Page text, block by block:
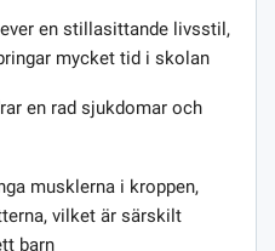
en stillasittande livsstil,
mycket tid i skolan
en rad sjukdomar och
musklerna i kroppen,
vilket är särskilt
barn